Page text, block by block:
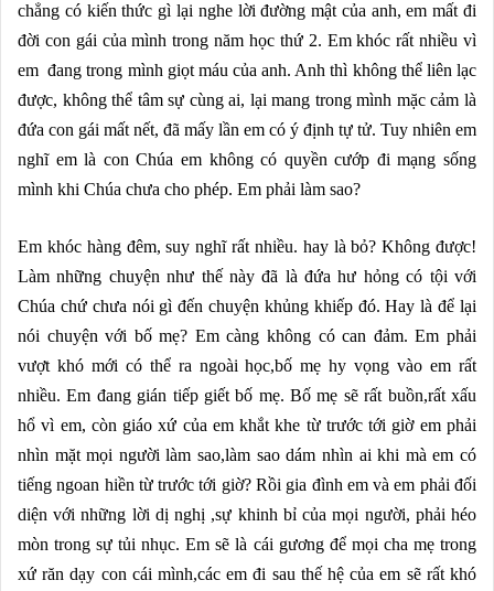
chẳng có kiến thức gì lại nghe lời đường mật của anh, em mất đi
đời con gái của mình trong năm học thứ 2. Em khóc rất nhiều vì
em đang trong mình giọt máu của anh. Anh thì không thể liên lạc
được, không thể tâm sự cùng ai, lại mang trong mình mặc cảm là
đứa con gái mất nết, đã mấy lần em có ý định tự tử. Tuy nhiên em
nghĩ em là con Chúa em không có quyền cướp đi mạng sống
mình khi Chúa chưa cho phép. Em phải làm sao?
Em khóc hàng đêm, suy nghĩ rất nhiều. hay là bỏ? Không được!
Làm những chuyện như thế này đã là đứa hư hỏng có tội với
Chúa chứ chưa nói gì đến chuyện khủng khiếp đó. Hay là để lại
nói chuyện với bố mẹ? Em càng không có can đảm. Em phải
vượt khó mới có thể ra ngoài học,bố mẹ hy vọng vào em rất
nhiều. Em đang gián tiếp giết bố mẹ. Bố mẹ sẽ rất buồn,rất xấu
hổ vì em, còn giáo xứ của em khắt khe từ trước tới giờ em phải
nhìn mặt mọi người làm sao,làm sao dám nhìn ai khi mà em có
tiếng ngoan hiền từ trước tới giờ? Rồi gia đình em và em phải đối
diện với những lời dị nghị ,sự khinh bỉ của mọi người, phải héo
mòn trong sự tủi nhục. Em sẽ là cái gương để mọi cha mẹ trong
xứ răn dạy con cái mình,các em đi sau thế hệ của em sẽ rất khó